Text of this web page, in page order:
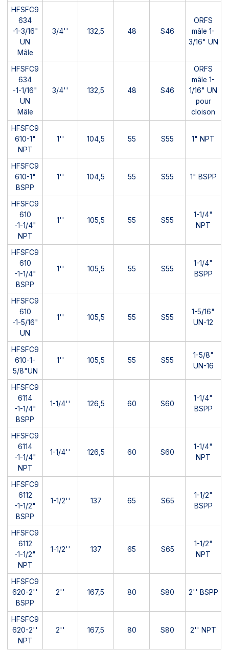
HFSFC9
634
-1-3/16"
UN
Mâle
3/4'' 132,5 48 S46
ORFS
mâle 1-
3/16" UN
HFSFC9
634
-1-1/16"
UN
Mâle
3/4'' 132,5 48 S46
ORFS
mâle 1-
1/16" UN
pour
cloison
HFSFC9
610-1"
NPT
1'' 104,5 55 S55 1" NPT
HFSFC9
610-1"
BSPP
1'' 104,5 55 S55 1" BSPP
HFSFC9
610
-1-1/4"
NPT
1'' 105,5 55 S55
1-1/4"
NPT
HFSFC9
610
-1-1/4"
BSPP
1'' 105,5 55 S55
1-1/4"
BSPP
HFSFC9
610
-1-5/16"
UN
1'' 105,5 55 S55
1-5/16"
UN-12
HFSFC9
610-1-
5/8"UN
1'' 105,5 55 S55
1-5/8"
UN-16
HFSFC9
6114
-1-1/4"
BSPP
1-1/4'' 126,5 60 S60
1-1/4"
BSPP
HFSFC9
6114
-1-1/4"
NPT
1-1/4'' 126,5 60 S60
1-1/4"
NPT
HFSFC9
6112
-1-1/2"
BSPP
1-1/2'' 137 65 S65
1-1/2"
BSPP
HFSFC9
6112
-1-1/2"
NPT
1-1/2'' 137 65 S65
1-1/2"
NPT
HFSFC9
620-2''
BSPP
2'' 167,5 80 S80 2'' BSPP
HFSFC9
620-2''
NPT
2'' 167,5 80 S80 2'' NPT